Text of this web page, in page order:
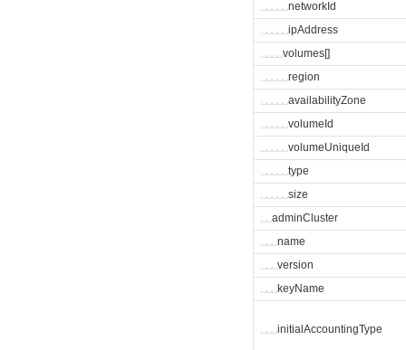
␣␣␣␣␣networkId
␣␣␣␣␣ipAddress
␣␣␣␣volumes[]
␣␣␣␣␣region
␣␣␣␣␣availabilityZone
␣␣␣␣␣volumeId
␣␣␣␣␣volumeUniqueId
␣␣␣␣␣type
␣␣␣␣␣size
␣␣adminCluster
␣␣␣name
␣␣␣version
␣␣␣keyName
␣␣␣initialAccountingType